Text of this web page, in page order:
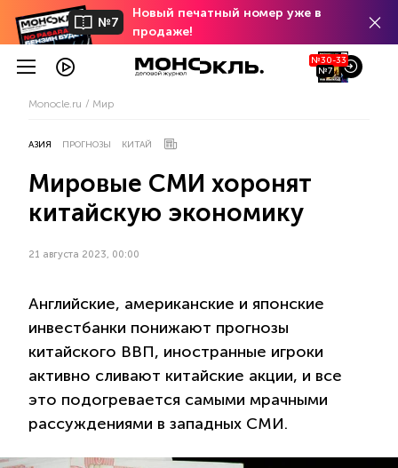
№7
Новый печатный номер уже в
продаже!
№30-33
№7
Monocle.ru Мир
АЗИЯ ПРОГНОЗЫ КИТАЙ
Мировые СМИ хоронят
китайскую экономику
21 августа 2023, 00:00
Английские, американские и японские
инвестбанки понижают прогнозы
китайского ВВП, иностранные игроки
активно сливают китайские акции, и все
это подогревается самыми мрачными
рассуждениями в западных СМИ.